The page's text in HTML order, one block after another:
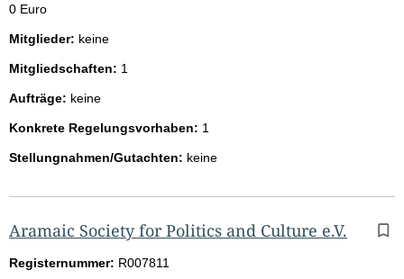
0 Euro
Mitglieder: keine
Mitgliedschaften: 1
Aufträge: keine
Konkrete Regelungsvorhaben: 1
Stellungnahmen/Gutachten: keine
Aramaic Society for Politics and Culture e.V.
Registernummer: R007811